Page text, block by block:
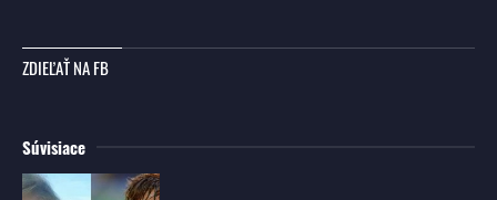
ZDIEĽAŤ NA FB
Súvisiace